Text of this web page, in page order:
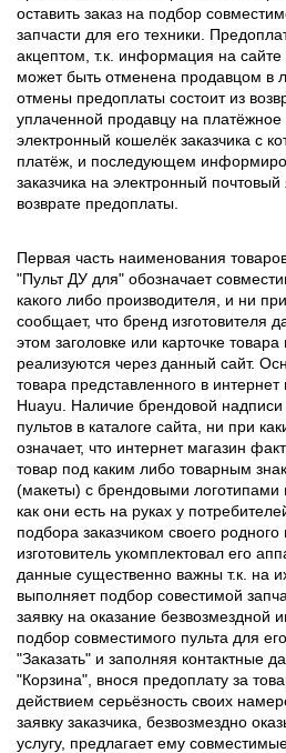
оставить заказ на подбор
запчасти для его техники.
акцептом, т.к. информация на
может быть отменена продавцом в
отмены предоплаты состоит из
уплаченной продавцу на платёжное
электронный кошелёк заказчика с
платёж, и последующем
заказчика на электронный
возврате предоплаты.
Первая часть наименования
"Пульт ДУ для" обозначает
какого либо производителя, и ни
сообщает, что бренд изготовителя
этом заголовке или карточке
реализуются через данный сайт.
товара представленного в
Huayu. Наличие брендовой
пультов в каталоге сайта, ни при
означает, что интернет магазин
товар под каким либо товарным
(макеты) с брендовыми
как они есть на руках у
подбора заказчиком своего родного
изготовитель укомплектовал его
данные существенно важны т.к. на
выполняет подбор совестимой
заявку на оказание безвозмездной
подбор совместимого пульта для
"Заказать" и заполняя контактные
"Корзина", внося предоплату за
действием серьёзность своих
заявку заказчика, безвозмездно
услугу, предлагает ему